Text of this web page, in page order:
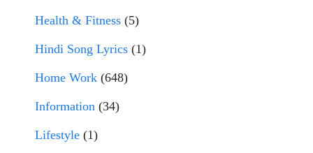
Health & Fitness (5)
Hindi Song Lyrics (1)
Home Work (648)
Information (34)
Lifestyle (1)